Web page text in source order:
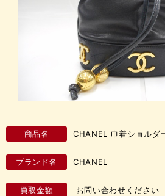
商品名 CHANEL 巾着ショルダ
ブランド名 CHANEL
買取金額 お問い合わせください